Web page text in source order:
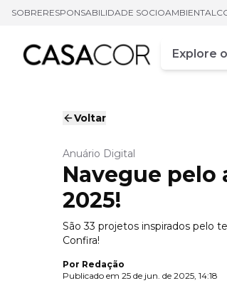
SOBRERESPONSABILIDADE SOCIOAMBIENTAL
Campo
Digite
Voltar
Anuário Digital
Navegue pelo
2025!
São 33 projetos inspirados pelo
Confira!
Por Redação
Publicado em 25 de jun. de 2025, 14:18